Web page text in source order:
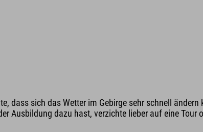
dass sich das Wetter im Gebirge sehr schnell ändern
Ausbildung dazu hast, verzichte lieber auf eine Tour